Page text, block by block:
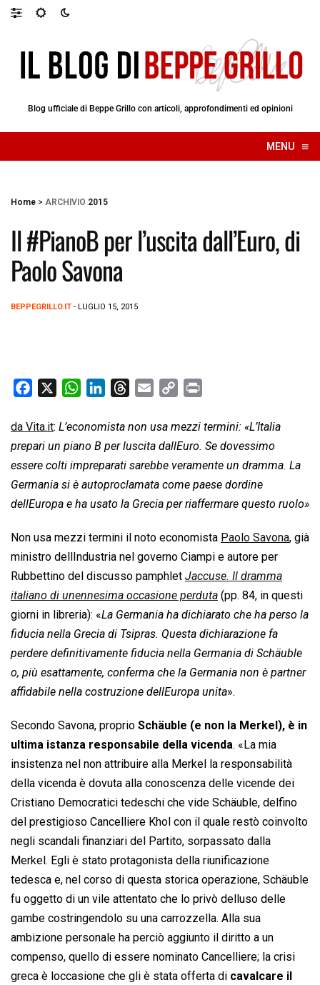
Blog ufficiale di Beppe Grillo con articoli, approfondimenti ed opinioni
MENU ≡
☰
Home > ARCHIVIO 2015
Il #PianoB per l’uscita dall’Euro, di
Paolo Savona
BEPPEGRILLO.IT - LUGLIO 15, 2015
c
e
b
o
o
W
a
t
s
A
p
n
k
e
d
I
r
e
a
d
s
a
i
l
p
y
L
i
n
i
n
t
da Vita.it: L’economista non usa mezzi termini: «L’Italia
prepari un piano B per luscita dallEuro. Se dovessimo
essere colti impreparati sarebbe veramente un dramma. La
Germania si è autoproclamata come paese dordine
dellEuropa e ha usato la Grecia per riaffermare questo ruolo»
Non usa mezzi termini il noto economista Paolo Savona, già
ministro dellIndustria nel governo Ciampi e autore per
Rubbettino del discusso pamphlet  Jaccuse. Il dramma
italiano di unennesima occasione perduta  (pp. 84, in questi
giorni in libreria): «La Germania ha dichiarato che ha perso la
fiducia nella Grecia di Tsipras. Questa dichiarazione fa
perdere definitivamente fiducia nella Germania di Schäuble
o, più esattamente, conferma che la Germania non è partner
affidabile nella costruzione dellEuropa unita».
Secondo Savona, proprio Schäuble (e non la Merkel), è in
ultima istanza responsabile della vicenda. «La mia
insistenza nel non attribuire alla Merkel la responsabilità
della vicenda è dovuta alla conoscenza delle vicende dei
Cristiano Democratici tedeschi che vide Schäuble, delfino
del prestigioso Cancelliere Khol con il quale restò coinvolto
negli scandali finanziari del Partito, sorpassato dalla
Merkel. Egli è stato protagonista della riunificazione
tedesca e, nel corso di questa storica operazione, Schäuble
fu oggetto di un vile attentato che lo privò delluso delle
gambe costringendolo su una carrozzella. Alla sua
ambizione personale ha perciò aggiunto il diritto a un
compenso, quello di essere nominato Cancelliere; la crisi
greca è loccasione che gli è stata offerta di cavalcare il